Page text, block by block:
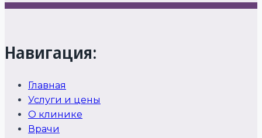
Навигация:
Главная
Услуги и цены
О клинике
Врачи